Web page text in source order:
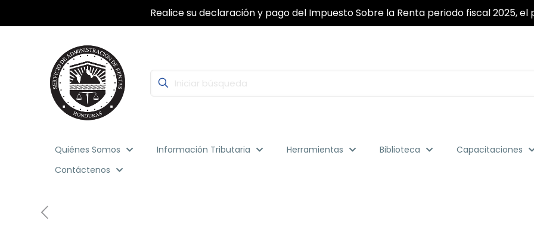
Realice su declaración y pago del Impuesto Sobre la Renta periodo fiscal 2025, el
Quiénes Somos Información Tributaria Herramientas Biblioteca Capacitaciones
Contáctenos